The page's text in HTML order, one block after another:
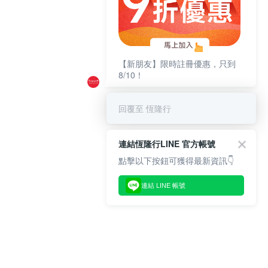
【新朋友】限時註冊優惠，只到
8/10！
回覆至 恆隆行
連結恆隆行LINE 官方帳號
點擊以下按鈕可獲得最新資訊👇
連結 LINE 帳號